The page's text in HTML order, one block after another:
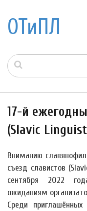
ОТиПЛ
17-й
(Slavic
Вниманию
съезд славистов
сентября 2022
ожиданиям
Среди